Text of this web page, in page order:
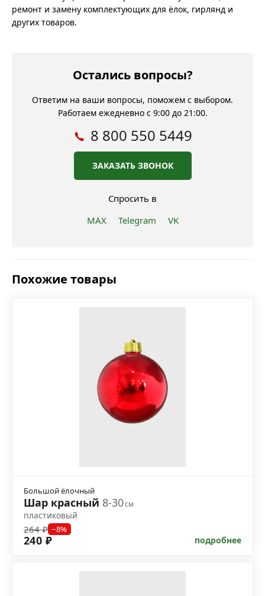
ремонт и замену комплектующих для ёлок, гирлянд и
других товаров.
Остались вопросы?
Ответим на ваши вопросы, поможем с выбором.
Работаем ежедневно с 9:00 до 21:00.
8 800 550 5449
ЗАКАЗАТЬ ЗВОНОК
Спросить в
MAX
Telegram VK
Похожие товары
Большой ёлочный
Шар красный 8-30см
пластиковый
264 ₽ −8%
240 ₽ подробнее